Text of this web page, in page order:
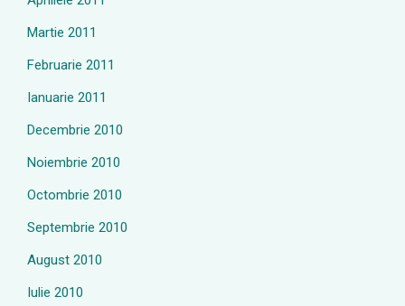
Martie 2011
Februarie 2011
Ianuarie 2011
Decembrie 2010
Noiembrie 2010
Octombrie 2010
Septembrie 2010
August 2010
Iulie 2010